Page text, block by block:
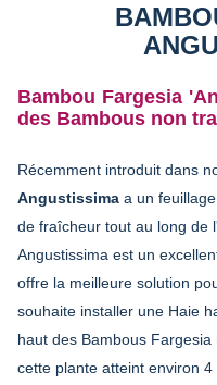
Bambou Fargesia
des Bambous non
Récemment introduit dans
Angustissima a un
de fraîcheur tout au long de
Angustissima est un
offre la meilleure solution
souhaite installer une Haie
haut des Bambous
cette plante atteint environ